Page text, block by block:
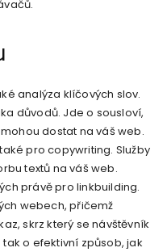
analýza klíčových slov.
důvodů. Jde o sousloví,
dostat na váš web.
pro copywriting. Služby
textů na váš web.
právě pro linkbuilding.
webech, přičemž
skrz který se návštěvník
o efektivní způsob, jak